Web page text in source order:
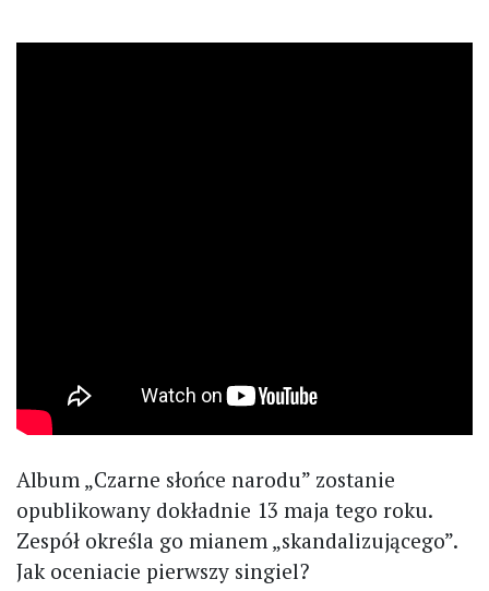
Album „Czarne słońce narodu” zostanie
opublikowany dokładnie 13 maja tego roku.
Zespół określa go mianem „skandalizującego”.
Jak oceniacie pierwszy singiel?